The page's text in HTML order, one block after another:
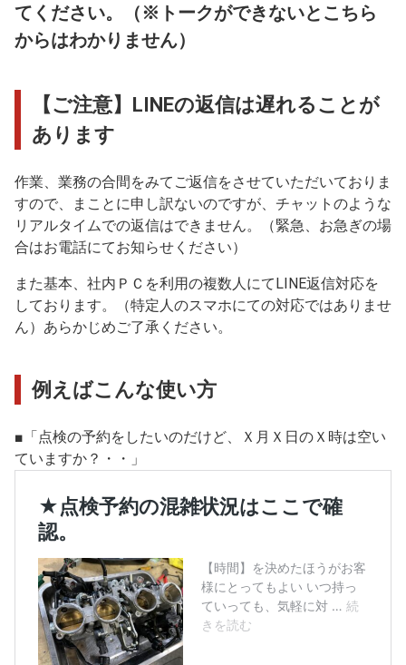
てください。（※トークができないとこちら
からはわかりません）
【ご注意】LINEの返信は遅れることが
あります
作業、業務の合間をみてご返信をさせていただいておりま
すので、まことに申し訳ないのですが、チャットのような
リアルタイムでの返信はできません。（緊急、お急ぎの場
合はお電話にてお知らせください）
また基本、社内ＰＣを利用の複数人にてLINE返信対応を
しております。（特定人のスマホにての対応ではありませ
ん）あらかじめご了承ください。
例えばこんな使い方
■「点検の予約をしたいのだけど、Ｘ月Ｘ日のＸ時は空い
ていますか？・・」